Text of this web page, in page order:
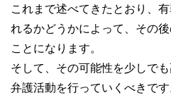
これまで述べてきたとおり、
れるかどうかによって、その
ことになります。
そして、その可能性を少しで
弁護活動を行っていくべきです